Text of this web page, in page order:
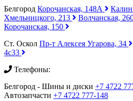
Белгород Корочанская, 148А
Хмельницкого, 213
Волчанская,
Корочанская, 150
Ст. Оскол Пр-т Алексея Угарова, 34
4с33
Телефоны:
Белгород - Шины и диски +7 4722
Автозапчасти +7 4722 777-148